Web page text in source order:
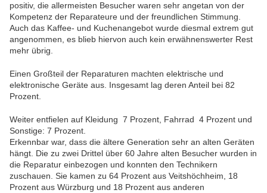
positiv, die allermeisten Besucher waren sehr angetan von der
Kompetenz der Reparateure und der freundlichen Stimmung.
Auch das Kaffee- und Kuchenangebot wurde diesmal extrem gut
angenommen, es blieb hiervon auch kein erwähnenswerter Rest
mehr übrig.
Einen Großteil der Reparaturen machten elektrische und
elektronische Geräte aus. Insgesamt lag deren Anteil bei 82
Prozent.
Weiter entfielen auf Kleidung 7 Prozent, Fahrrad 4 Prozent und
Sonstige: 7 Prozent.
Erkennbar war, dass die ältere Generation sehr an alten Geräten
hängt. Die zu zwei Drittel über 60 Jahre alten Besucher wurden in
die Reparatur einbezogen und konnten den Technikern
zuschauen. Sie kamen zu 64 Prozent aus Veitshöchheim, 18
Prozent aus Würzburg und 18 Prozent aus anderen